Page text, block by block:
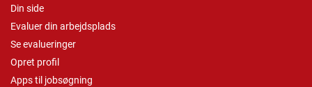
Din side
Evaluer din arbejdsplads
Se evalueringer
Opret profil
Apps til jobsøgning